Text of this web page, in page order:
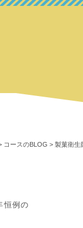
コースのBLOG > 製菓衛生
恒例の